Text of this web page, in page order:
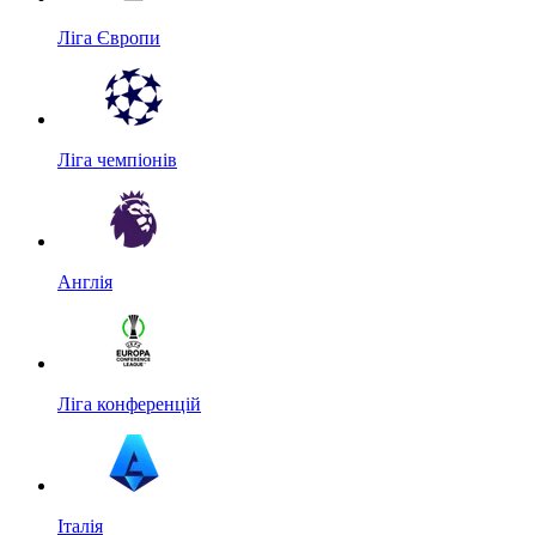
Ліга Європи
Ліга чемпіонів
Англія
Ліга конференцій
Італія